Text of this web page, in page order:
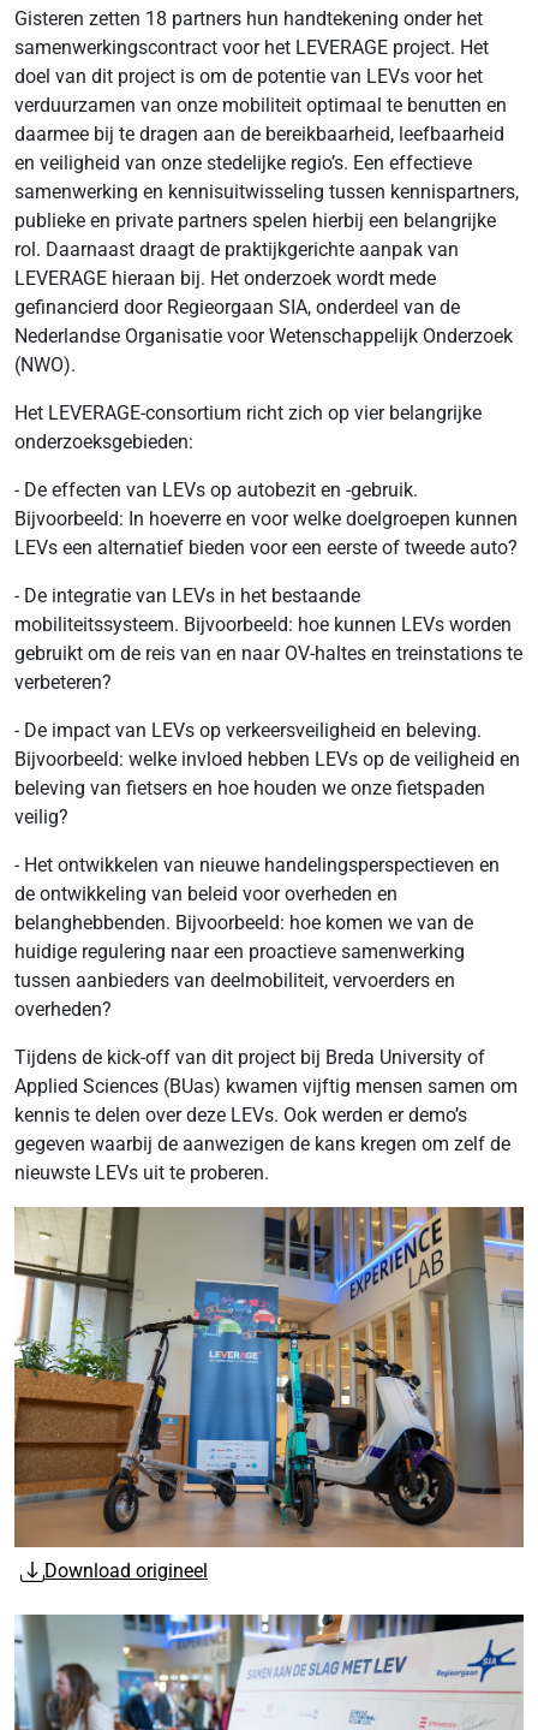
Gisteren zetten 18 partners hun handtekening onder het
samenwerkingscontract voor het LEVERAGE project. Het
doel van dit project is om de potentie van LEVs voor het
verduurzamen van onze mobiliteit optimaal te benutten en
daarmee bij te dragen aan de bereikbaarheid, leefbaarheid
en veiligheid van onze stedelijke regio’s. Een effectieve
samenwerking en kennisuitwisseling tussen kennispartners,
publieke en private partners spelen hierbij een belangrijke
rol. Daarnaast draagt de praktijkgerichte aanpak van
LEVERAGE hieraan bij. Het onderzoek wordt mede
gefinancierd door Regieorgaan SIA, onderdeel van de
Nederlandse Organisatie voor Wetenschappelijk Onderzoek
(NWO).
Het LEVERAGE-consortium richt zich op vier belangrijke
onderzoeksgebieden:
- De effecten van LEVs op autobezit en -gebruik.
Bijvoorbeeld: In hoeverre en voor welke doelgroepen kunnen
LEVs een alternatief bieden voor een eerste of tweede auto?
- De integratie van LEVs in het bestaande
mobiliteitssysteem. Bijvoorbeeld: hoe kunnen LEVs worden
gebruikt om de reis van en naar OV-haltes en treinstations te
verbeteren?
- De impact van LEVs op verkeersveiligheid en beleving.
Bijvoorbeeld: welke invloed hebben LEVs op de veiligheid en
beleving van fietsers en hoe houden we onze fietspaden
veilig?
- Het ontwikkelen van nieuwe handelingsperspectieven en
de ontwikkeling van beleid voor overheden en
belanghebbenden. Bijvoorbeeld: hoe komen we van de
huidige regulering naar een proactieve samenwerking
tussen aanbieders van deelmobiliteit, vervoerders en
overheden?
Tijdens de kick-off van dit project bij Breda University of
Applied Sciences (BUas) kwamen vijftig mensen samen om
kennis te delen over deze LEVs. Ook werden er demo’s
gegeven waarbij de aanwezigen de kans kregen om zelf de
nieuwste LEVs uit te proberen.
Download origineel